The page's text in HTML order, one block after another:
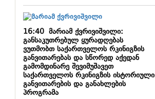
16:40მარიამ ქვრივიშვილი:
განსაკუთრებულ ყურადღებას
ვუთმობთ საქართველოს რკინიგზის
განვითარებას და სწორედ აქედან
გამომდინარე შევიმუშავეთ
საქართველოს რკინიგზის ისტორიული
განვითარების და განახლების
პროგრამა